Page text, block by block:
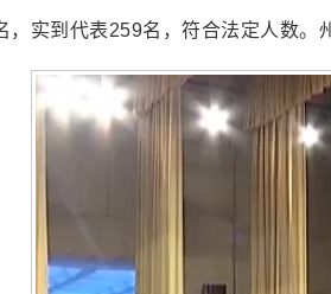
，实到代表259名，符合法定人数。